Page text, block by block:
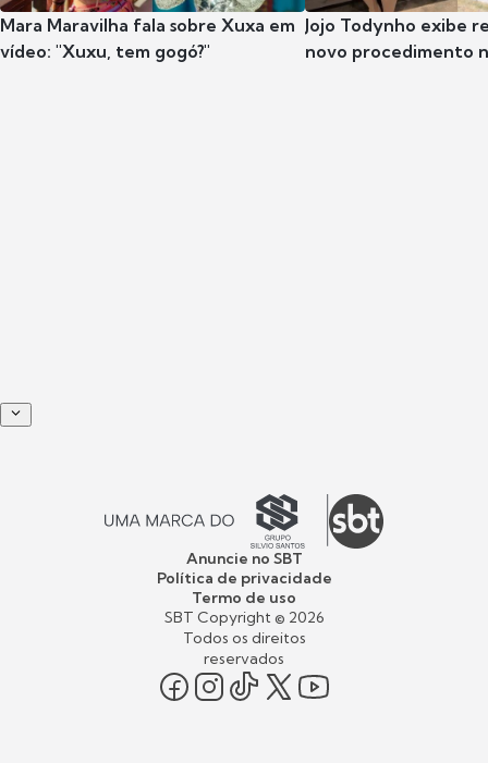
Mara Maravilha fala sobre Xuxa em
vídeo: "Xuxu, tem gogó?"
Jojo Todynho exibe
novo procedimento
Anuncie no SBT
Política de privacidade
Termo de uso
SBT Copyright © 2026
Todos os direitos
reservados